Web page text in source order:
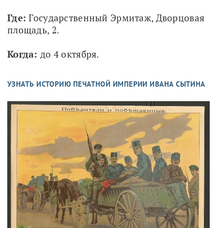
Где: Государственный Эрмитаж, Дворцовая
площадь, 2.
Когда: до 4 октября.
УЗНАТЬ ИСТОРИЮ ПЕЧАТНОЙ ИМПЕРИИ ИВАНА СЫТИНА